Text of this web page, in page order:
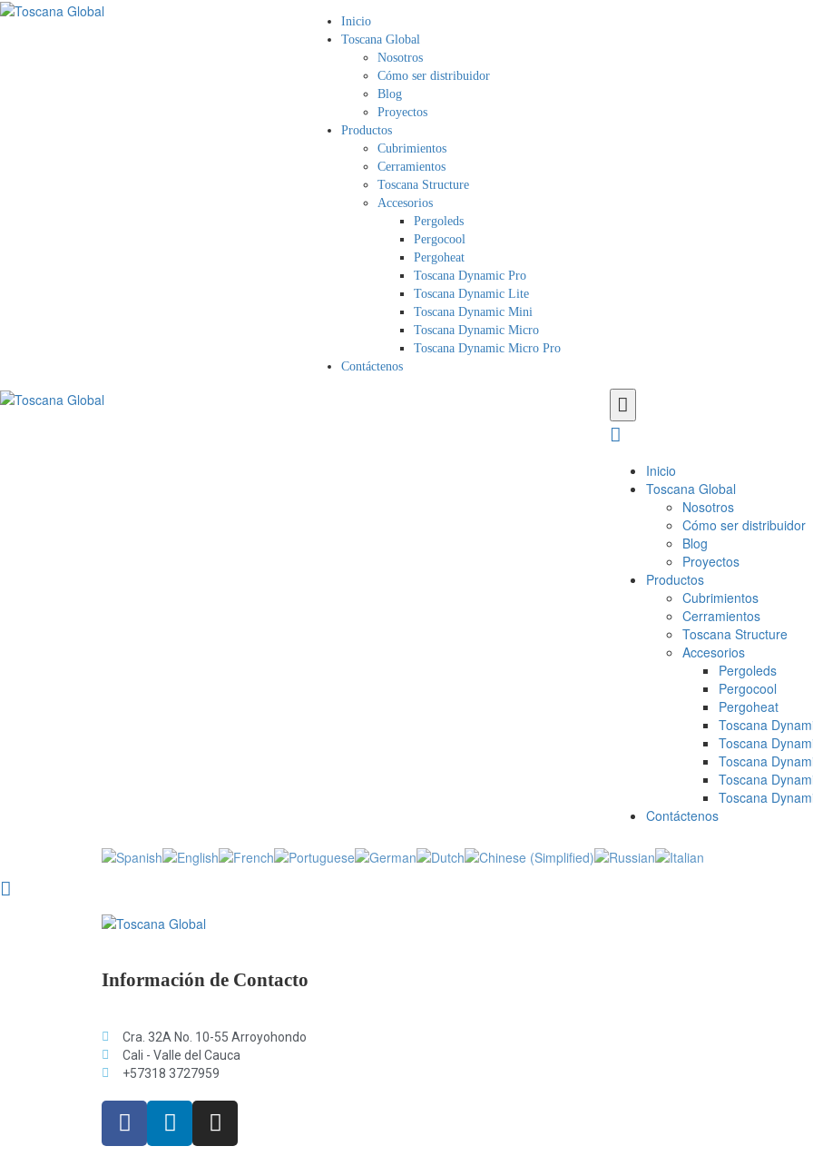
Inicio
Toscana Global
Nosotros
Cómo ser distribuidor
Blog
Proyectos
Productos
Cubrimientos
Cerramientos
Toscana Structure
Accesorios
Pergoleds
Pergocool
Pergoheat
Toscana Dynamic Pro
Toscana Dynamic Lite
Toscana Dynamic Mini
Toscana Dynamic Micro
Toscana Dynamic Micro Pro
Contáctenos
Inicio
Toscana Global
Nosotros
Cómo ser distribuidor
Blog
Proyectos
Productos
Cubrimientos
Cerramientos
Toscana Structure
Accesorios
Pergoleds
Pergocool
Pergoheat
Toscana
Toscana
Toscana
Toscana
Toscana
Contáctenos
Información de Contacto
Cra. 32A No. 10-55 Arroyohondo
Cali - Valle del Cauca
+57318 3727959